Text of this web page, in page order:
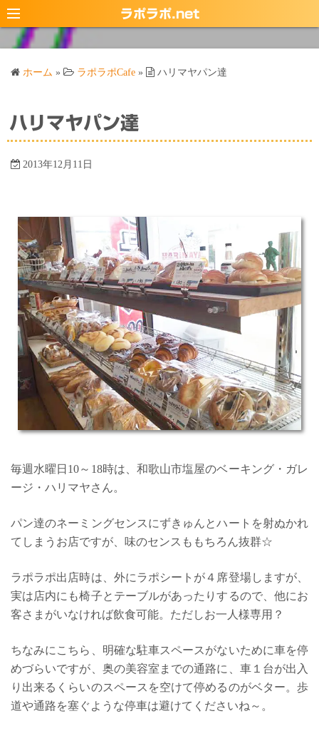
コ
ン
キ
ラポラポ.net
ホーム » ラポラポCafe » ハリマヤパン達
ハリマヤパン達
2013年12月11日
毎週水曜日10～18時は、和歌山市塩屋のベーキング・ガレ
ージ・ハリマヤさん。
パン達のネーミングセンスにずきゅんとハートを射ぬかれ
てしまうお店ですが、味のセンスももちろん抜群☆
ラポラポ出店時は、外にラポシートが４席登場しますが、
実は店内にも椅子とテーブルがあったりするので、他にお
客さまがいなければ飲食可能。ただしお一人様専用？
ちなみにこちら、明確な駐車スペースがないために車を停
めづらいですが、奥の美容室までの通路に、車１台が出入
り出来るくらいのスペースを空けて停めるのがベター。歩
道や通路を塞ぐような停車は避けてくださいね～。